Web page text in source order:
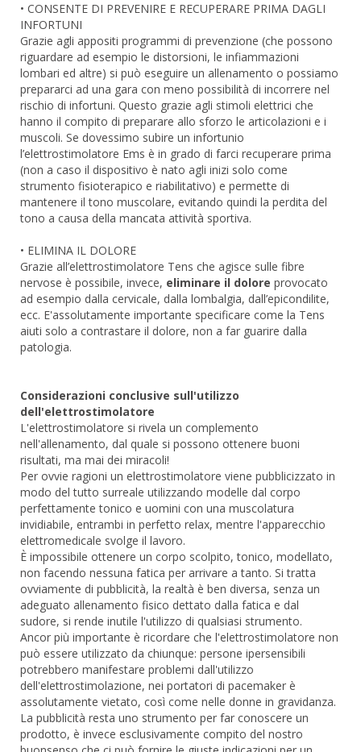
• CONSENTE DI PREVENIRE E RECUPERARE PRIMA DAGLI
INFORTUNI
Grazie agli appositi programmi di prevenzione (che possono
riguardare ad esempio le distorsioni, le infiammazioni
lombari ed altre) si può eseguire un allenamento o possiamo
prepararci ad una gara con meno possibilità di incorrere nel
rischio di infortuni. Questo grazie agli stimoli elettrici che
hanno il compito di preparare allo sforzo le articolazioni e i
muscoli. Se dovessimo subire un infortunio
l’elettrostimolatore Ems è in grado di farci recuperare prima
(non a caso il dispositivo è nato agli inizi solo come
strumento fisioterapico e riabilitativo) e permette di
mantenere il tono muscolare, evitando quindi la perdita del
tono a causa della mancata attività sportiva.
• ELIMINA IL DOLORE
Grazie all’elettrostimolatore Tens che agisce sulle fibre
nervose è possibile, invece, eliminare il dolore provocato
ad esempio dalla cervicale, dalla lombalgia, dall’epicondilite,
ecc. E'assolutamente importante specificare come la Tens
aiuti solo a contrastare il dolore, non a far guarire dalla
patologia.
Considerazioni conclusive sull'utilizzo
dell'elettrostimolatore
L'elettrostimolatore si rivela un complemento
nell'allenamento, dal quale si possono ottenere buoni
risultati, ma mai dei miracoli!
Per ovvie ragioni un elettrostimolatore viene pubblicizzato in
modo del tutto surreale utilizzando modelle dal corpo
perfettamente tonico e uomini con una muscolatura
invidiabile, entrambi in perfetto relax, mentre l'apparecchio
elettromedicale svolge il lavoro.
È impossibile ottenere un corpo scolpito, tonico, modellato,
non facendo nessuna fatica per arrivare a tanto. Si tratta
ovviamente di pubblicità, la realtà è ben diversa, senza un
adeguato allenamento fisico dettato dalla fatica e dal
sudore, si rende inutile l'utilizzo di qualsiasi strumento.
Ancor più importante è ricordare che l'elettrostimolatore non
può essere utilizzato da chiunque: persone ipersensibili
potrebbero manifestare problemi dall'utilizzo
dell'elettrostimolazione, nei portatori di pacemaker è
assolutamente vietato, così come nelle donne in gravidanza.
La pubblicità resta uno strumento per far conoscere un
prodotto, è invece esclusivamente compito del nostro